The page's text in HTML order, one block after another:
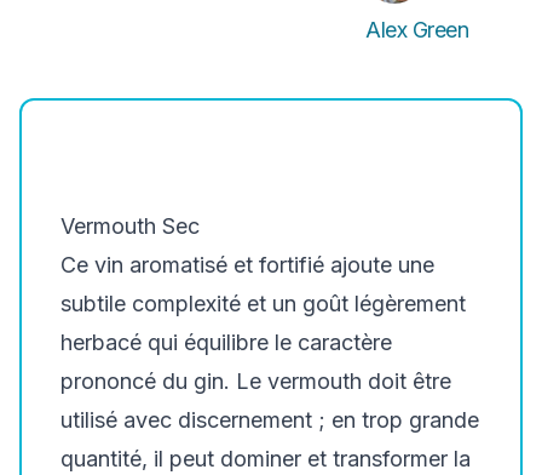
Alex Green
Vermouth Sec
Ce vin aromatisé et fortifié ajoute une
subtile complexité et un goût légèrement
herbacé qui équilibre le caractère
prononcé du gin. Le vermouth doit être
utilisé avec discernement ; en trop grande
quantité, il peut dominer et transformer la